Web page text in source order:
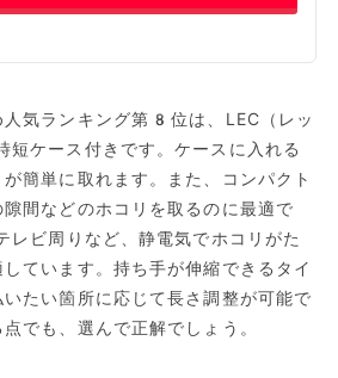
人気ランキング第8位は、LEC（レッ
ケース付きです。ケースに入れる
簡単に取れます。また、コンパクト
間などのホコリを取るのに最適で
レビ周りなど、静電気でホコリがた
ています。持ち手が伸縮できるタイ
たい箇所に応じて長さ調整が可能で
でも、選んで正解でしょう。